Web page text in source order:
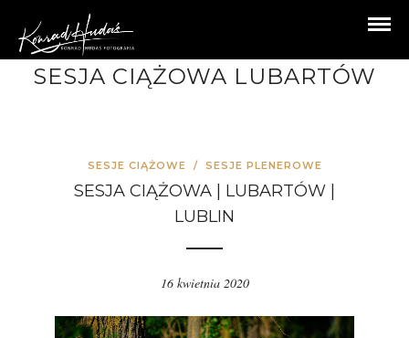
SESJA CIĄŻOWA LUBARTÓW
SESJE CIĄŻOWE / SESJE PLENEROWE
SESJA CIĄŻOWA | LUBARTÓW |
LUBLIN
16 kwietnia 2020